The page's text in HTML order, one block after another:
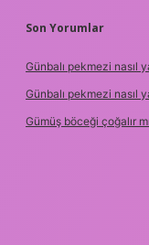
Son Yorumlar
Günbalı pekmezi nasıl
Günbalı pekmezi nasıl
Gümüş böceği çoğalır